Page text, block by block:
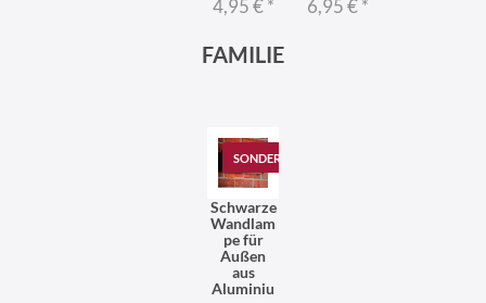
4,95 €* 6,95 €*
FAMILIE
SONDERANGEBOT
Schwarze
Wandlam
pe für
Außen
aus
Aluminiu